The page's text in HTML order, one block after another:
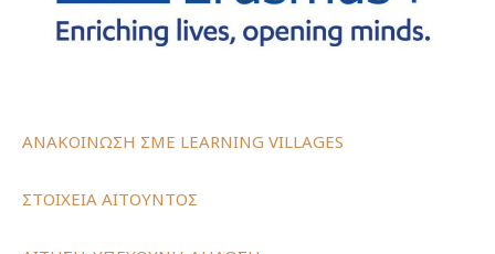
ΑΝΑΚΟΙΝΩΣΗ ΣΜΕ LEARNING VILLAGES
ΣΤΟΙΧΕΙΑ ΑΙΤΟΥΝΤΟΣ